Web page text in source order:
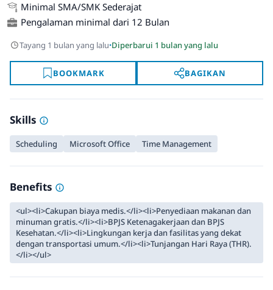
Minimal SMA/SMK Sederajat
Pengalaman minimal dari 12 Bulan
Tayang 1 bulan yang lalu·Diperbarui 1 bulan yang lalu
BOOKMARK BAGIKAN
Skills
Scheduling Microsoft Office Time Management
Benefits
<ul><li>Cakupan biaya medis.</li><li>Penyediaan makanan dan
minuman gratis.</li><li>BPJS Ketenagakerjaan dan BPJS
Kesehatan.</li><li>Lingkungan kerja dan fasilitas yang dekat
dengan transportasi umum.</li><li>Tunjangan Hari Raya (THR).
</li></ul>